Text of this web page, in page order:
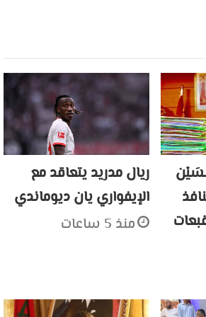
ريال مدريد يتعاقد مع
الإيفواري يان ديوماندي
منذ 5 ساعات